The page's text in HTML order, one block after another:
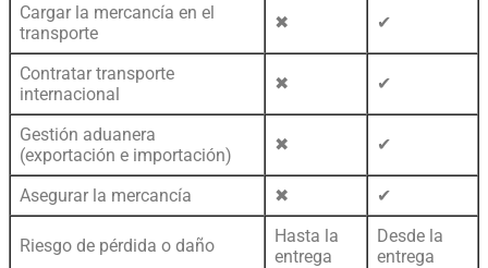
Cargar la mercancía en el
transporte
✖ ✔
Contratar transporte
internacional
✖ ✔
Gestión aduanera
(exportación e importación)
✖ ✔
Asegurar la mercancía ✖ ✔
Riesgo de pérdida o daño
Hasta la
entrega
Desde la
entrega